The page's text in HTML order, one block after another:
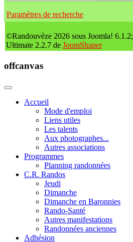
Paramètres de recherche
©Randouvèze 2026 sous Joomla!
Ultimate 2.2.7 de JoomShaper
offcanvas
Accueil
Mode d'emploi
Liens utiles
Les talents
Aux photographes...
Autres associations
Programmes
Planning randonnées
C.R. Randos
Jeudi
Dimanche
Dimanche en Baronnies
Rando-Santé
Autres manifestations
Randonnées anciennes
Adhésion